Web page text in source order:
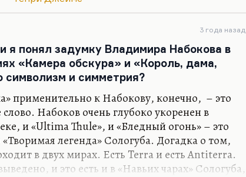
по мнению автора, гувернантки, готовы
существование призраков. Я должен вам
я стою на стороне и вообще на точке…
3 года назад
я понял задумку Владимира Набокова в
«Камера обскура» и «Король, дама,
символизм и симметрия?
применительно к Набокову, конечно, – это
Набоков очень глубоко укоренен в
и «Ultima Thule», и «Бледный огонь» – это
легенда» Сологуба. Догадка о том,
в двух мирах. Есть Terra и есть Antiterra.
и это есть и в «Навьих чарах» Сологуба,